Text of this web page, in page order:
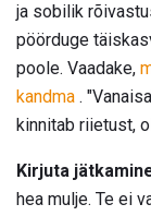
ja sobilik
pöörduge
poole. Vaadake,
kandma .
kinnitab riietust,
Kirjuta
hea mulje. Te ei